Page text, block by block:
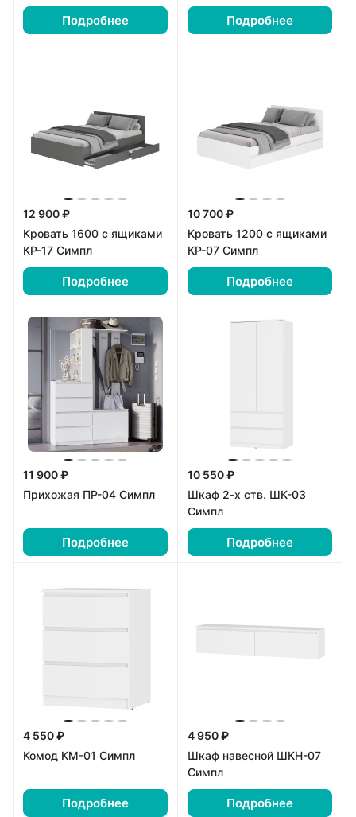
Подробнее Подробнее
12 900 ₽
Кровать 1600 с ящиками
КР-17 Симпл
Подробнее
10 700 ₽
Кровать 1200 с ящиками
КР-07 Симпл
Подробнее
11 900 ₽
Прихожая ПР-04 Симпл
Подробнее
10 550 ₽
Шкаф 2-х ств. ШК-03
Симпл
Подробнее
4 550 ₽
Комод КМ-01 Симпл
Подробнее
4 950 ₽
Шкаф навесной ШКН-07
Симпл
Подробнее